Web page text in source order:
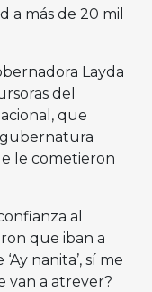
a más de 20 mil
Layda
del
que
le cometieron
al
que iban a
nanita’, sí me
van a atrever?